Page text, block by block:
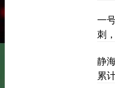
一
刺
静
累